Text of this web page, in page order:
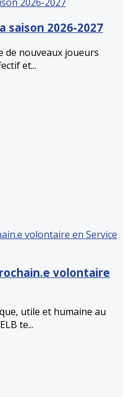
saison 2026-2027
de nouveaux joueurs
et...
volontaire
utile et humaine au
te...